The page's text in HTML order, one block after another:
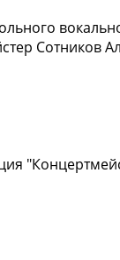
Сотников